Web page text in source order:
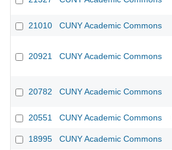
21010 CUNY Academic Commons
20921 CUNY Academic Commons
20782 CUNY Academic Commons
20551 CUNY Academic Commons
18995 CUNY Academic Commons